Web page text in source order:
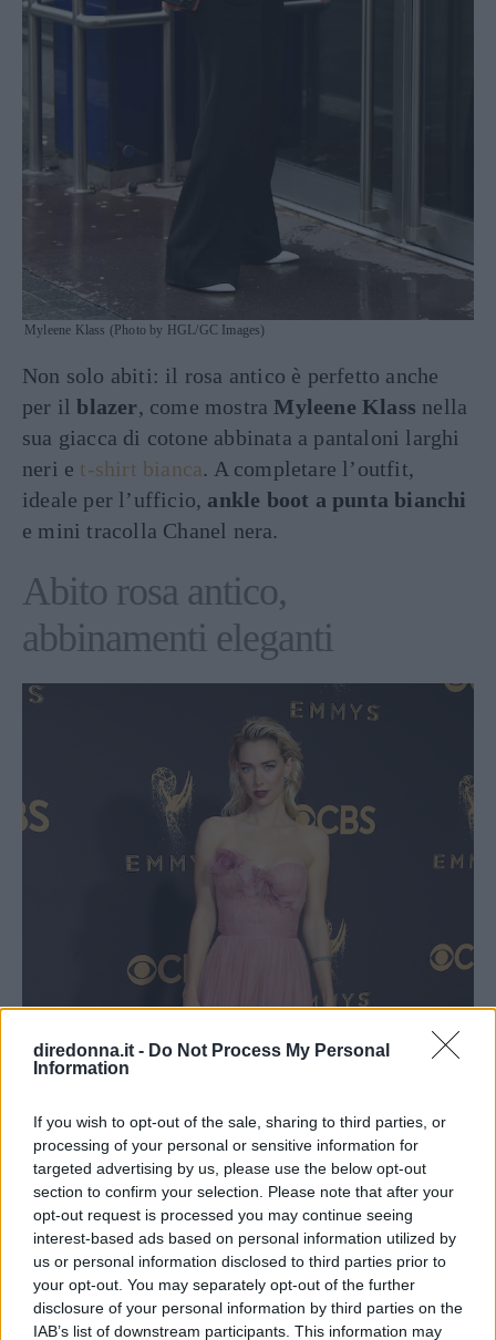
diredonna.it - Do Not Process My Personal
Information
If you wish to opt-out of the sale, sharing to third parties, or
processing of your personal or sensitive information for
targeted advertising by us, please use the below opt-out
section to confirm your selection. Please note that after your
opt-out request is processed you may continue seeing
interest-based ads based on personal information utilized by
us or personal information disclosed to third parties prior to
your opt-out. You may separately opt-out of the further
disclosure of your personal information by third parties on the
IAB’s list of downstream participants. This information may
Myleene Klass (Photo by HGL/GC Images)
Non solo abiti: il rosa antico è perfetto anche
per ilblazer, come mostraMyleene Klass nella
sua giacca di cotone abbinata a pantaloni larghi
neri e t-shirt bianca. A completare l’outfit,
ideale per l’ufficio, ankle boot a punta bianchi
e mini tracolla Chanel nera.
Abito rosa antico,
abbinamenti eleganti